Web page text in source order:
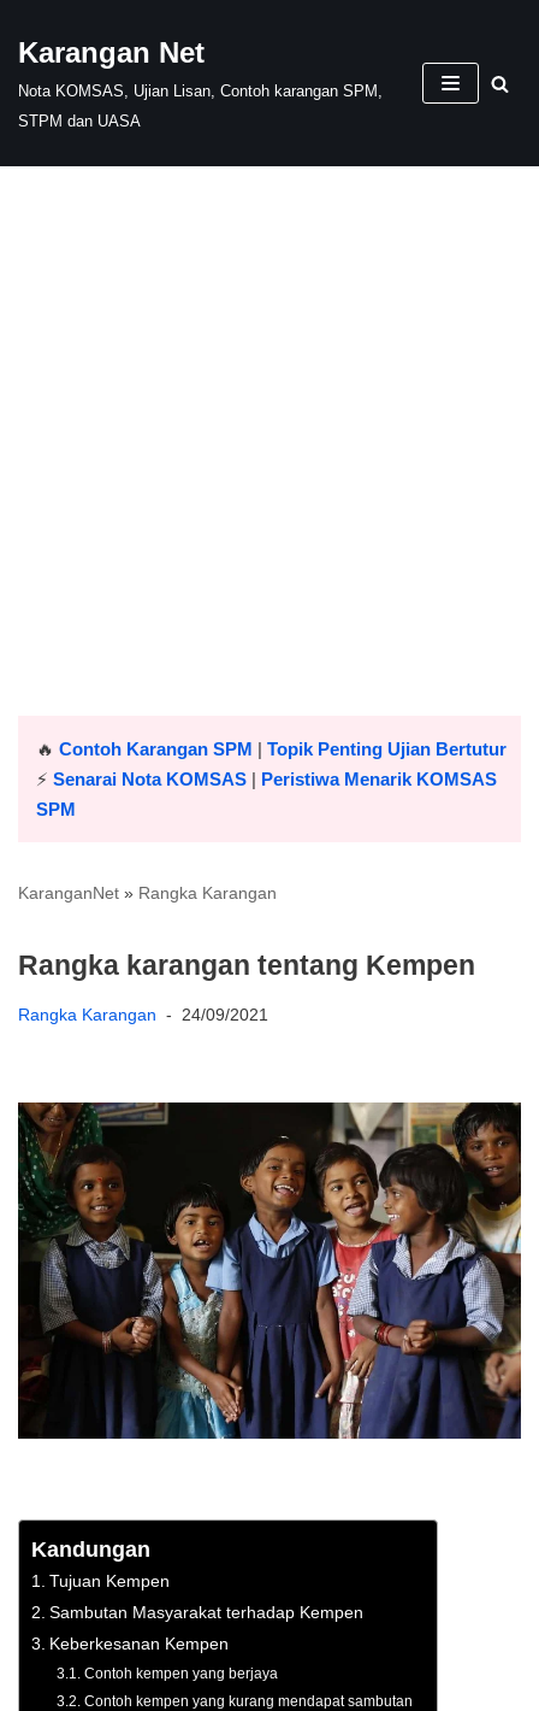
Skip
to
content
Karangan Net
Nota KOMSAS, Ujian Lisan, Contoh karangan SPM,
STPM dan UASA
🔥 Contoh Karangan SPM | Topik Penting Ujian Bertutur
⚡️ Senarai Nota KOMSAS | Peristiwa Menarik KOMSAS
SPM
KaranganNet » Rangka Karangan
Rangka karangan tentang Kempen
Rangka Karangan 24/09/2021
Kandungan
Tujuan Kempen
Sambutan Masyarakat terhadap Kempen
Keberkesanan Kempen
Contoh kempen yang berjaya
Contoh kempen yang kurang mendapat sambutan